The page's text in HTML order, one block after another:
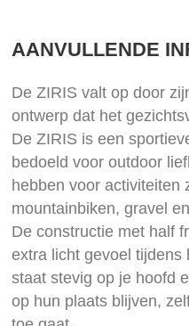
begin
afbeeldingen-
gallerij
AANVULLENDE
De ZIRIS valt op door
ontwerp dat het
De ZIRIS is een
bedoeld voor outdoor
hebben voor activiteiten
mountainbiken, gravel
De constructie met half
extra licht gevoel tijdens
staat stevig op je hoofd
op hun plaats blijven,